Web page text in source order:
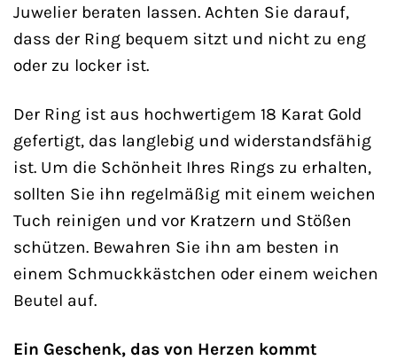
Juwelier beraten lassen. Achten Sie darauf,
dass der Ring bequem sitzt und nicht zu eng
oder zu locker ist.
Der Ring ist aus hochwertigem 18 Karat Gold
gefertigt, das langlebig und widerstandsfähig
ist. Um die Schönheit Ihres Rings zu erhalten,
sollten Sie ihn regelmäßig mit einem weichen
Tuch reinigen und vor Kratzern und Stößen
schützen. Bewahren Sie ihn am besten in
einem Schmuckkästchen oder einem weichen
Beutel auf.
Ein Geschenk, das von Herzen kommt